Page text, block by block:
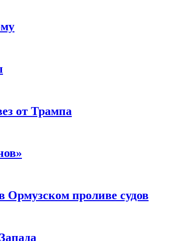
от Трампа
Ормузском проливе судов